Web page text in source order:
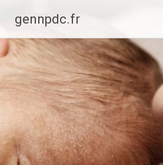
contenu
principal
gennpdc.fr